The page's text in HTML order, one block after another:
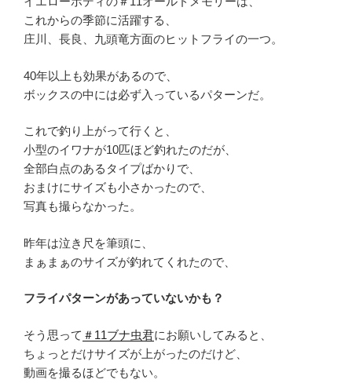
これからの季節に活躍する、
庄川、長良、九頭竜方面のヒットフライの一つ。
40年以上も効果があるので、
ボックスの中には必ず入っているパターンだ。
これで釣り上がって行くと、
小型のイワナが10匹ほど釣れたのだが、
全部白点のあるタイプばかりで、
おまけにサイズも小さかったので、
写真も撮らなかった。
昨年は泣き尺を筆頭に、
まぁまぁのサイズが釣れてくれたので、
フライパターンがあっていないかも？
そう思って ＃11ブナ虫君にお願いしてみると、
ちょっとだけサイズが上がったのだけど、
動画を撮るほどでもない。